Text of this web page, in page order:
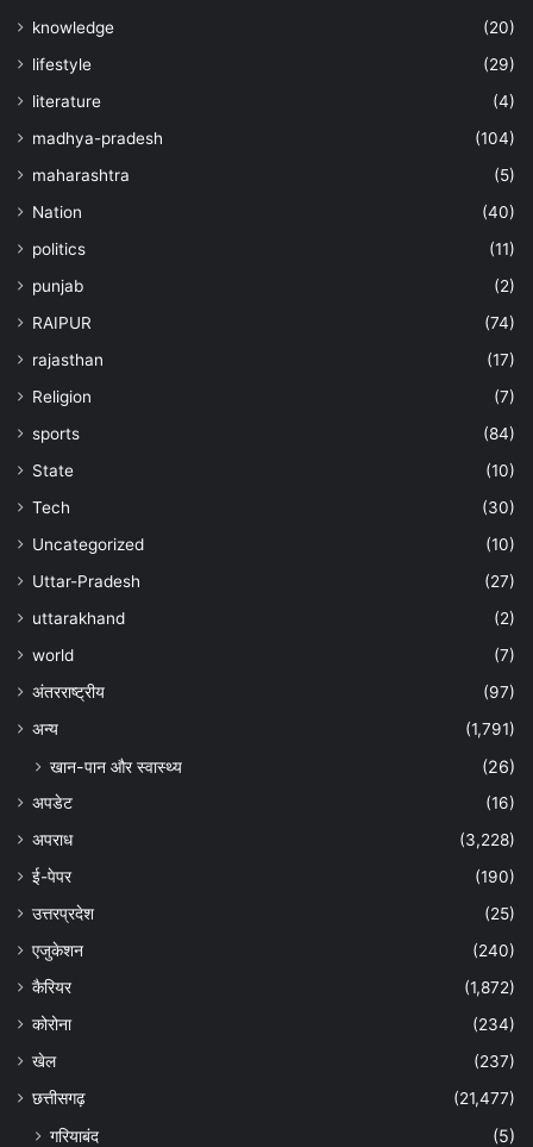
knowledge
(20)
lifestyle
(29)
literature
(4)
madhya-pradesh
(104)
maharashtra
(5)
Nation
(40)
politics
(11)
punjab
(2)
RAIPUR
(74)
rajasthan
(17)
Religion
(7)
sports
(84)
State
(10)
Tech
(30)
Uncategorized
(10)
Uttar-Pradesh
(27)
uttarakhand
(2)
world
(7)
अंतरराष्ट्रीय
(97)
अन्‍य
(1,791)
खान-पान और स्वास्थ्य (26)
अपडेट
(16)
अपराध
(3,228)
ई-पेपर
(190)
उत्तरप्रदेश
(25)
एजुकेशन
(240)
कैरियर
(1,872)
कोरोना
(234)
खेल
(237)
छत्तीसगढ़
(21,477)
गरियाबंद
(5)